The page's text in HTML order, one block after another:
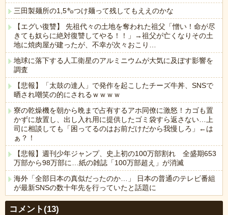
三田製麺所の1,5㌔つけ麺って残してもええのかな
【エグい復讐】 先祖代々の土地を奪われた祖父「憎い！命が尽
きても奴らに絶対復讐してやる！！」→祖父が亡くなりその土
地に焼肉屋が建ったが、不幸が次々おこり…
地球に落下する人工衛星のアルミニウムが大気に及ぼす影響を
調査
【悲報】「太鼓の達人」で発作を起こしたチーズ牛丼、SNSで
晒され嘲笑の的にされるｗｗｗｗ
寮の乾燥機を朝から晩まで占有するアホ同僚に激怒！カゴも置
かずに放置し、出し入れ用に提供したゴミ袋すら返さない…上
司に相談しても「困ってるのはお前だけだから我慢しろ」←は
ぁ？！
【悲報】週刊少年ジャンプ、史上初の100万部割れ 全盛期653
万部から98万部に…紙の雑誌「100万部超え」が消滅
海外「全部日本の真似だったのか…」 日本の普通のテレビ番組
が最新SNSの数十年先を行っていたと話題に
Powered by livedoor 相互RSS
コメント(13)